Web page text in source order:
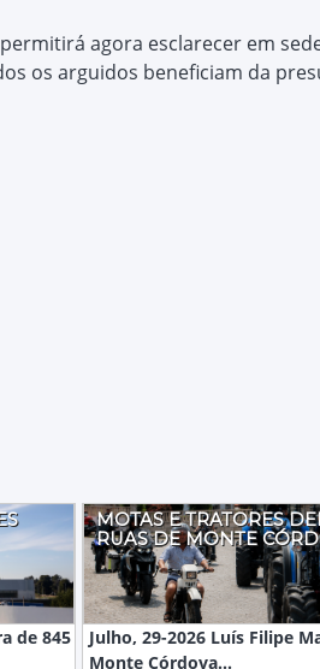
agora esclarecer em
os arguidos beneficiam da
de 845
MOTAS E TRATORES
RUAS DE MONTE
Julho, 29-2026 Luís Filipe
Monte Córdova...